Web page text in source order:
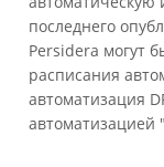
последнего
Persidera могут
расписания
автоматизация
автоматизацией